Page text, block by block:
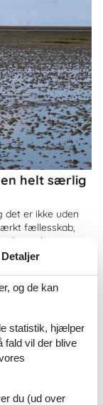
en helt særlig
det er ikke uden
fællesskab,
et oplagt
Detaljer
og de kan
statistik, hjælper
fald vil der blive
du (ud over